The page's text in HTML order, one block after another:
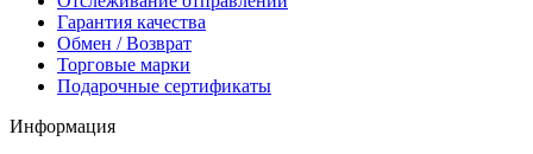
Гарантия качества
Обмен / Возврат
Торговые марки
Подарочные сертификаты
Информация